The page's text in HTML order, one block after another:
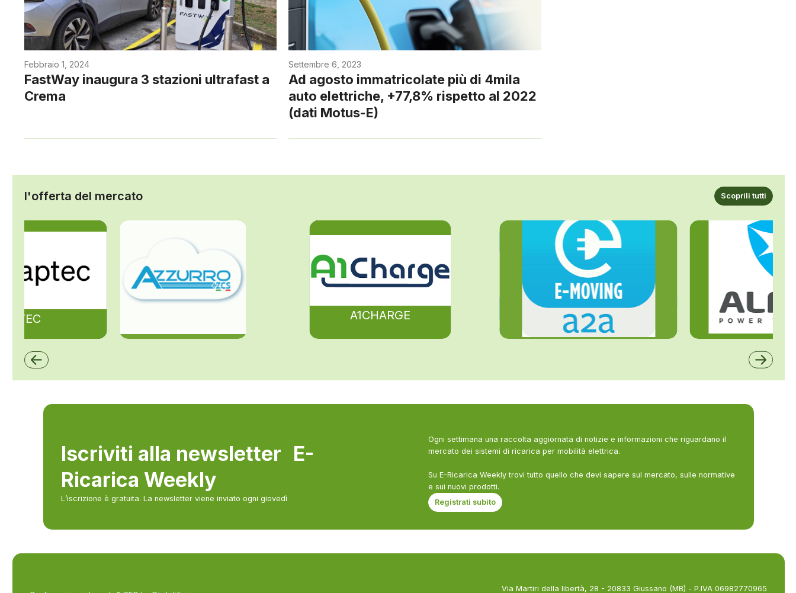
Febbraio 1, 2024
FastWay inaugura 3 stazioni ultrafast a
Crema
Settembre 6, 2023
Ad agosto immatricolate più di 4mila
auto elettriche, +77,8% rispetto al 2022
(dati Motus-E)
l'offerta del mercato Scoprili tutti
A1CHARGE
ZCS Azzurro
Iscriviti alla newsletter E-
Ricarica Weekly
L’iscrizione è gratuita. La newsletter viene inviato ogni giovedì
Ogni settimana una raccolta aggiornata di notizie e informazioni che riguardano il
mercato dei sistemi di ricarica per mobilità elettrica.
Su E-Ricarica Weekly trovi tutto quello che devi sapere sul mercato, sulle normative
e sui nuovi prodotti.
Registrati subito
Via Martiri della libertà, 28 - 20833 Giussano (MB) - P.IVA 06982770965